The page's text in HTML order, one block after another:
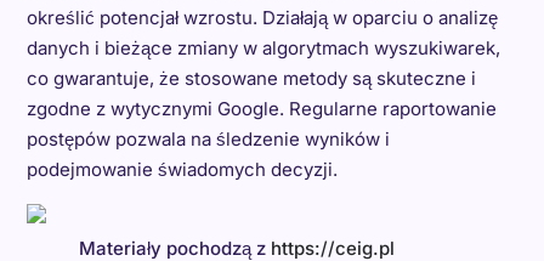
określić potencjał wzrostu. Działają w oparciu o analizę
danych i bieżące zmiany w algorytmach wyszukiwarek,
co gwarantuje, że stosowane metody są skuteczne i
zgodne z wytycznymi Google. Regularne raportowanie
postępów pozwala na śledzenie wyników i
podejmowanie świadomych decyzji.
Materiały pochodzą z https://ceig.pl